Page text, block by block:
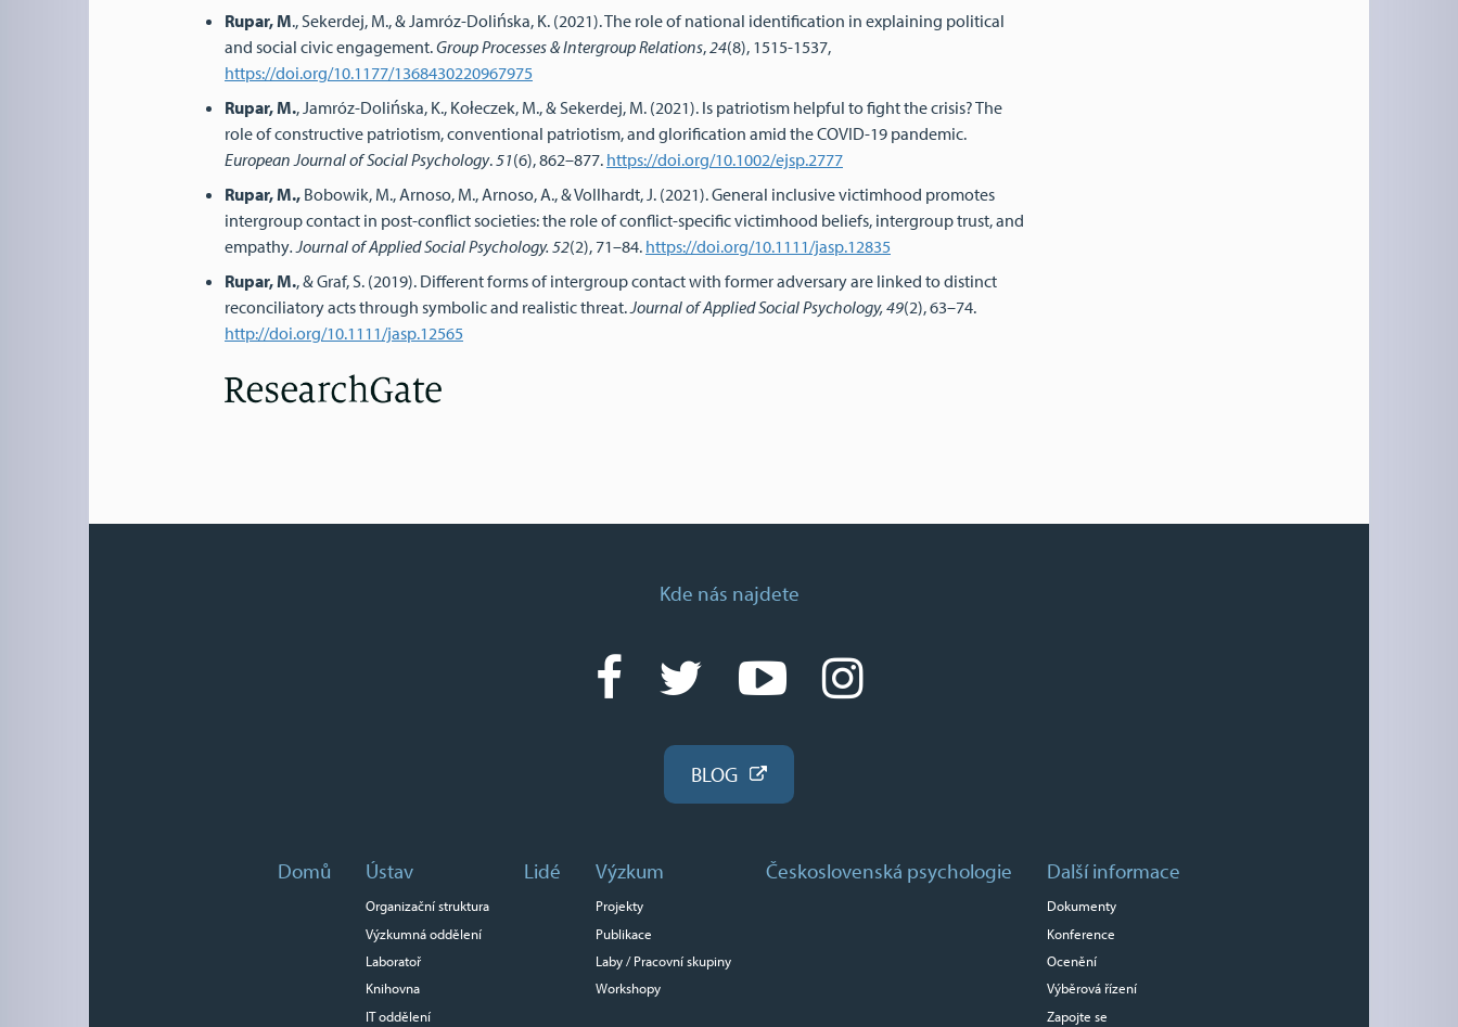
Rupar, M., Sekerdej, M., & Jamróz-Dolińska, K. (2021). The role of national identification in explaining political
and social civic engagement.Group Processes & Intergroup Relations,24(8), 1515-1537,
https://doi.org/10.1177/1368430220967975
Rupar, M., Jamróz-Dolińska, K., Kołeczek, M., & Sekerdej, M. (2021). Is patriotism helpful to fight the crisis? The
role of constructive patriotism, conventional patriotism, and glorification amid the COVID-19 pandemic.
European Journal of Social Psychology.51(6), 862–877. https://doi.org/10.1002/ejsp.2777
Rupar, M., Bobowik, M., Arnoso, M., Arnoso, A., & Vollhardt, J. (2021). General inclusive victimhood promotes
intergroup contact in post-conflict societies: the role of conflict-specific victimhood beliefs, intergroup trust, and
empathy.Journal of Applied Social Psychology. 52(2), 71–84. https://doi.org/10.1111/jasp.12835
Rupar, M., & Graf, S. (2019). Different forms of intergroup contact with former adversary are linked to distinct
reconciliatory acts through symbolic and realistic threat.Journal of Applied Social Psychology, 49(2), 63–74.
http://doi.org/10.1111/jasp.12565
Kde nás najdete
BLOG
Domů Ústav
Organizační struktura
Výzkumná oddělení
Laboratoř
Knihovna
IT oddělení
Lidé Výzkum
Projekty
Publikace
Laby / Pracovní skupiny
Workshopy
Československá psychologie Další informace
Dokumenty
Konference
Ocenění
Výběrová řízení
Zapojte se